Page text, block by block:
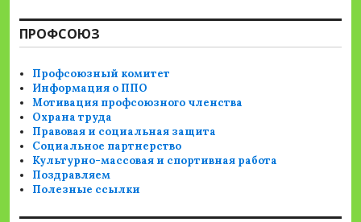
ПРОФСОЮЗ
Профсоюзный комитет
Информация о ППО
Мотивация профсоюзного членства
Охрана труда
Правовая и социальная защита
Социальное партнерство
Культурно-массовая и спортивная работа
Поздравляем
Полезные ссылки